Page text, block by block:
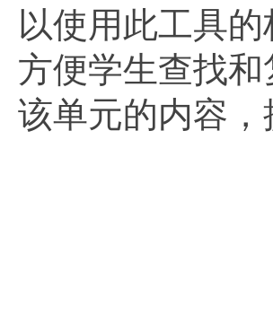
以使用此工具
方便学生查找
该单元的内容